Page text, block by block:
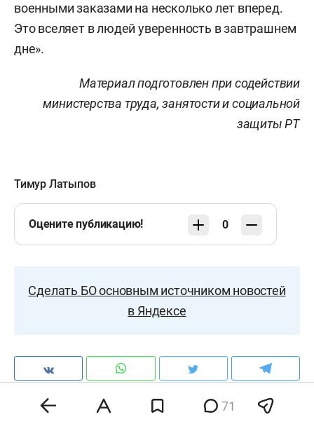
военными заказами на несколько лет вперед.
Это вселяет в людей уверенность в завтрашнем
дне».
Материал подготовлен при содействии
министерства труда, занятости и социальной
защиты РТ
Тимур Латыпов
Оцените публикацию! 0
Сделать БО основным источником новостей
в Яндексе
71